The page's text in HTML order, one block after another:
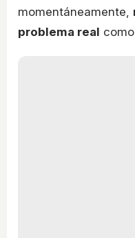
momentáneamente,
problema real